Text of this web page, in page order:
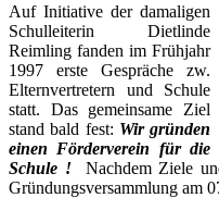
Auf Initiative der damaligen
Schulleiterin Dietlinde
Reimling fanden im Frühjahr
1997 erste Gespräche zw.
Elternvertretern und Schule
statt. Das gemeinsame Ziel
stand bald fest: Wir gründen
einen Förderverein für die
Schule ! Nachdem Ziele
Gründungsversammlung am